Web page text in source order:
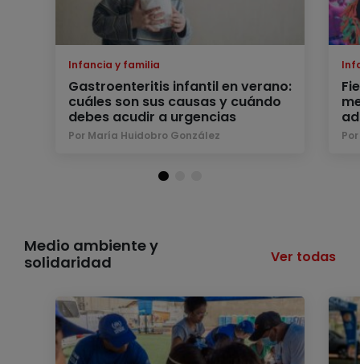
Infancia y familia
Gastroenteritis infantil en verano:
cuáles son sus causas y cuándo
debes acudir a urgencias
Por María Huidobro González
Medio ambiente y
solidaridad
Ver todas